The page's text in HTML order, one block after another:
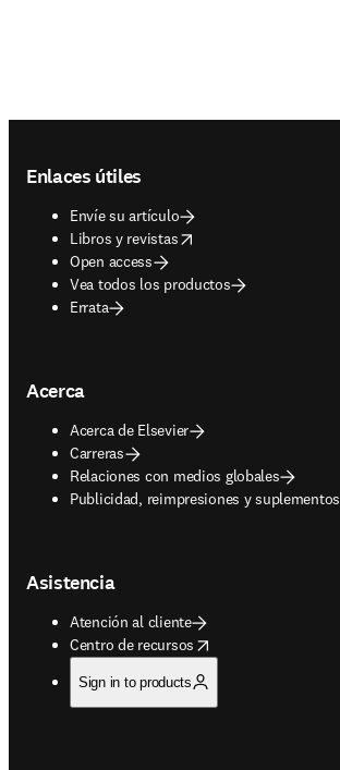
Enlaces útiles
Envíe su artículo
Libros y revistas
opens in new tab/window
Open access
Vea todos los productos
Errata
Acerca
Acerca de Elsevier
Carreras
Relaciones con medios globales
Publicidad, reimpresiones y suplementos
opens in new tab/window
Asistencia
Atención al cliente
Centro de recursos
opens in new tab/window
Sign in to products